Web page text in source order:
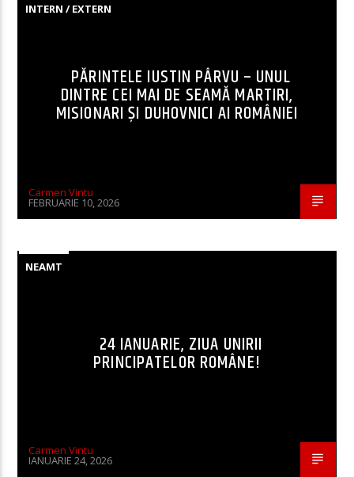
INTERN / EXTERN
PĂRINTELE IUSTIN PÂRVU – UNUL
DINTRE CEI MAI DE SEAMĂ MARTIRI,
MISIONARI ŞI DUHOVNICI AI ROMÂNIEI
Carmen Vintu
FEBRUARIE 10, 2026
NEAMT
24 IANUARIE, ZIUA UNIRII
PRINCIPATELOR ROMÂNE!
Carmen Vintu
IANUARIE 24, 2026